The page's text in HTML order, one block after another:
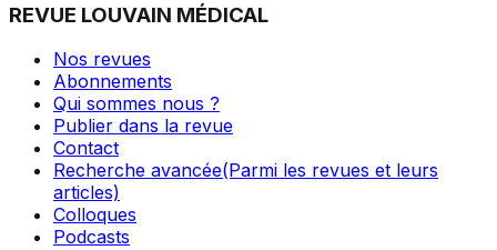
REVUE LOUVAIN MÉDICAL
Nos revues
Abonnements
Qui sommes nous ?
Publier dans la revue
Contact
Recherche avancée(Parmi les revues et leurs
articles)
Colloques
Podcasts